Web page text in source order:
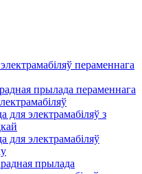
пераменнага
прылада пераменнага
для электрамабіляў з
для электрамабіляў
прылада